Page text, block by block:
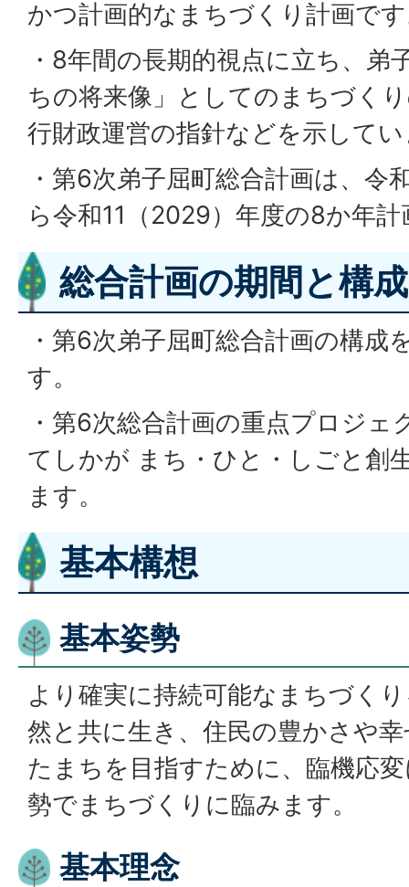
かつ計画的なまちづくり計画で
・8年間の長期的視点に立ち、弟
ちの将来像」としてのまちづく
行財政運営の指針などを示して
・第6次弟子屈町総合計画は、令
ら令和11（2029）年度の8か年
総合計画の期間と構成
・第6次弟子屈町総合計画の構成
す。
・第6次総合計画の重点プロジェ
てしかが まち・ひと・しごと創
ます。
基本構想
基本姿勢
より確実に持続可能なまちづく
然と共に生き、住民の豊かさや
たまちを目指すために、臨機応
勢でまちづくりに臨みます。
基本理念